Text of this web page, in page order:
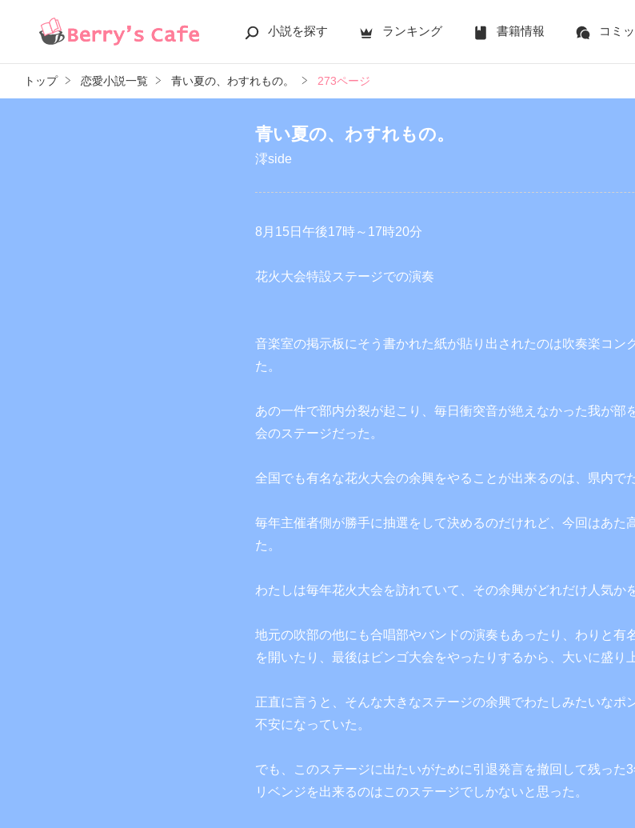
小説を探す ランキング 書籍情報 コミ
トップ 恋愛小説一覧 青い夏の、わすれもの。 273ページ
青い夏の、わすれもの。
澪side
8月15日午後17時～17時20分
花火大会特設ステージでの演奏
音楽室の掲示板にそう書かれた紙が貼り出されたのは吹奏楽コン
た。
あの一件で部内分裂が起こり、毎日衝突音が絶えなかった我が部
会のステージだった。
全国でも有名な花火大会の余興をやることが出来るのは、県内で
毎年主催者側が勝手に抽選をして決めるのだけれど、今回はあた
た。
わたしは毎年花火大会を訪れていて、その余興がどれだけ人気か
地元の吹部の他にも合唱部やバンドの演奏もあったり、わりと有
を開いたり、最後はビンゴ大会をやったりするから、大いに盛り
正直に言うと、そんな大きなステージの余興でわたしみたいなポ
不安になっていた。
でも、このステージに出たいがために引退発言を撤回して残った
リベンジを出来るのはこのステージでしかないと思った。